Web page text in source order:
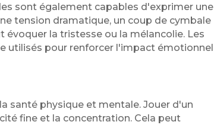
sont également capables d'exprimer une
tension dramatique, un coup de cymbale
la tristesse ou la mélancolie. Les
utilisés pour renforcer l'impact émotionnel
santé physique et mentale. Jouer d'un
fine et la concentration. Cela peut